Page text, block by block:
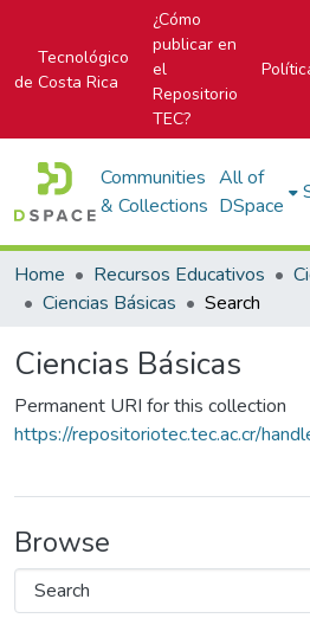
Tecnológico
de Costa Rica
¿Cómo
publicar en
el
Repositorio
TEC?
Communities
& Collections
All of
DSpace
Home Recursos Educativos
Ciencias Básicas
Search
Ciencias Básicas
Permanent URI for this collection
https://repositoriotec.tec.ac.cr/
Browse